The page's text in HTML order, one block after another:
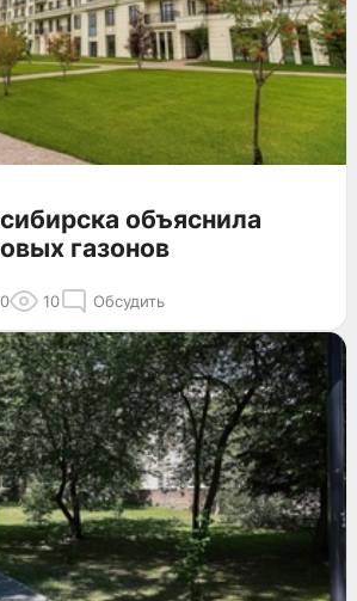
объяснила
газонов
10 Обсудить